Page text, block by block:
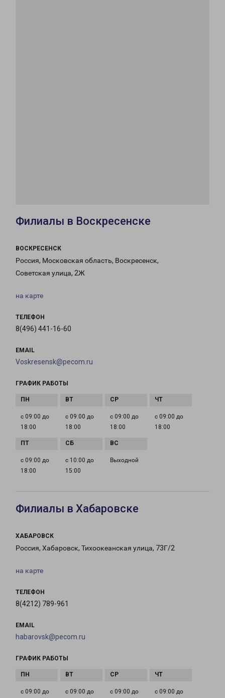
Филиалы в Воскресенске
ВОСКРЕСЕНСК
Россия, Московская область, Воскресенск,
Советская улица, 2Ж
на карте
ТЕЛЕФОН
8(496) 441-16-60
EMAIL
Voskresensk@pecom.ru
ГРАФИК РАБОТЫ
с 09:00 до
18:00
с 09:00 до
18:00
с 09:00 до
18:00
с 09:00 до
18:00
с 09:00 до
18:00
с 10:00 до
15:00
Выходной
Филиалы в Хабаровске
ХАБАРОВСК
Россия, Хабаровск, Тихоокеанская улица, 73Г/2
на карте
ТЕЛЕФОН
8(4212) 789-961
EMAIL
habarovsk@pecom.ru
ГРАФИК РАБОТЫ
с 09:00 до с 09:00 до с 09:00 до с 09:00 до